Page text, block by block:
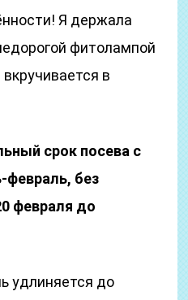
Я держала
фитолампой
в
срок посева с
февраль, без
февраля до
удлиняется до